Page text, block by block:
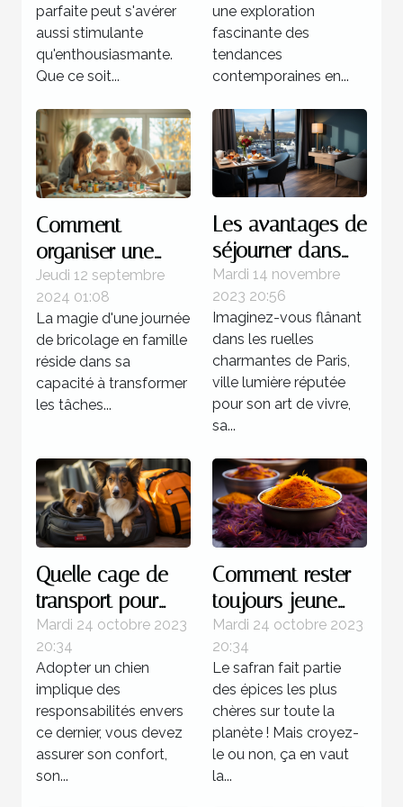
parfaite peut s'avérer
aussi stimulante
qu'enthousiasmante.
Que ce soit...
une exploration
fascinante des
tendances
contemporaines en...
Comment
organiser une
journée de
bricolage
familiale réussie
Jeudi 12 septembre
2024 01:08
La magie d'une journée
de bricolage en famille
réside dans sa
capacité à transformer
les tâches...
Les avantages de
séjourner dans
un hôtel 3 étoiles
à Paris
Mardi 14 novembre
2023 20:56
Imaginez-vous flânant
dans les ruelles
charmantes de Paris,
ville lumière réputée
pour son art de vivre,
sa...
Quelle cage de
transport pour
chien est plus
recommandée ?
Mardi 24 octobre 2023
20:34
Adopter un chien
implique des
responsabilités envers
ce dernier, vous devez
assurer son confort,
son...
Comment rester
toujours jeune
grâce au safran ?
Mardi 24 octobre 2023
20:34
Le safran fait partie
des épices les plus
chères sur toute la
planète ! Mais croyez-
le ou non, ça en vaut
la...